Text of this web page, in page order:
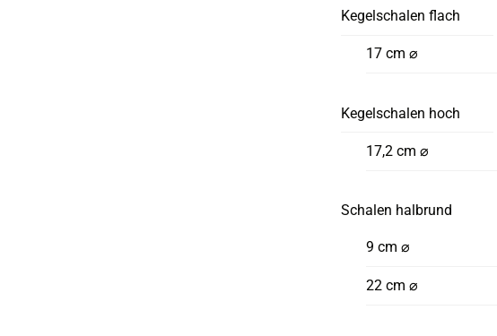
Kegelschalen flach
17 cm ⌀
Kegelschalen hoch
17,2 cm ⌀
Schalen halbrund
9 cm ⌀
22 cm ⌀